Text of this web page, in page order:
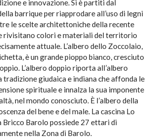
e innovazione. Si è partiti dal
barrique per riapprodare all’uso di legni
le scelte architettoniche della recente
rivisitano colori e materiali del territorio
attuale. L’albero dello Zoccolaio,
è un grande pioppo bianco, cresciuto
L’albero doppio riporta all’albero
giudaica e indiana che affonda le
spirituale e innalza la sua imponente
nel mondo conosciuto. È l’albero della
del bene e del male. La cascina Lo
Bricco Barolo possiede 27 ettari di
nella Zona di Barolo.